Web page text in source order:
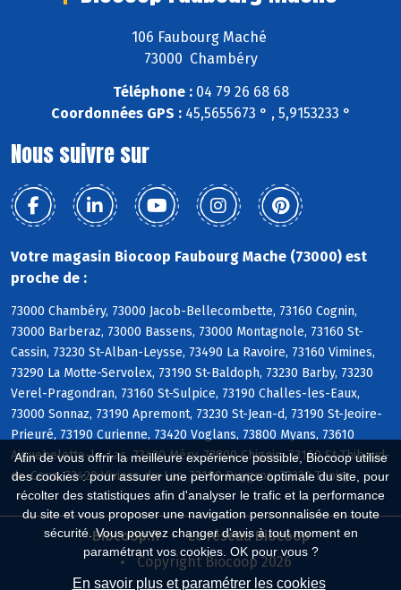
Afin de vous offrir la meilleure expérience possible, Biocoop utilise
des cookies : pour assurer une performance optimale du site, pour
récolter des statistiques afin d'analyser le trafic et la performance
du site et vous proposer une navigation personnalisée en toute
sécurité. Vous pouvez changer d'avis à tout moment en
paramétrant vos cookies. OK pour vous ?
En savoir plus et paramétrer les cookies
106 Faubourg Maché
73000 Chambéry
Téléphone :04 79 26 68 68
Coordonnées GPS :45,5655673 ° , 5,9153233 °
Nous suivre sur
Votre magasin Biocoop Faubourg Mache (73000) est
proche de :
73000 Chambéry, 73000 Jacob-Bellecombette, 73160 Cognin,
73000 Barberaz, 73000 Bassens, 73000 Montagnole, 73160 St-
Cassin, 73230 St-Alban-Leysse, 73490 La Ravoire, 73160 Vimines,
73290 La Motte-Servolex, 73190 St-Baldoph, 73230 Barby, 73230
Verel-Pragondran, 73160 St-Sulpice, 73190 Challes-les-Eaux,
73000 Sonnaz, 73190 Apremont, 73230 St-Jean-d, 73190 St-Jeoire-
Prieuré, 73190 Curienne, 73420 Voglans, 73800 Myans, 73610
Aiguebelette-le-Lac, 73420 Méry, 73800 Chignin, 73160 St-Thibaud-
de-Couz, 73420 Viviers-du-Lac, 73190 Puygros, 73230 Thoiry
Biocoop.fr
Le réseau Biocoop
Copyright Biocoop 2026